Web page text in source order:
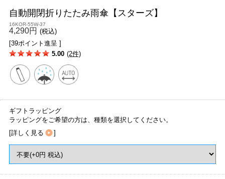
自動開閉折りたたみ雨傘【スターズ】
16KOR-55W-37
4,290円 (税込)
[39ポイント進呈 ]
5.00 (2件)
ギフトラッピング
ラッピングをご希望の方は、種類を選択してください。
[詳しく見る ]